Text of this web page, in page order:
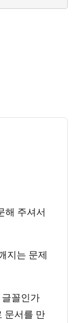
주셔서
지는 문제
꼴인가
문서를 만